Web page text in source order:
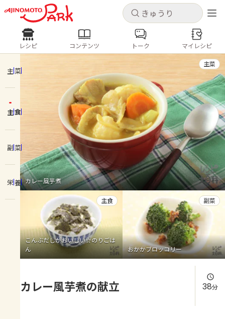
キャンセル
ログインするとレシピを保存できます
新規登録
ホーム
コンテンツ
レシピ
トーク
よくあるお問い合わせ
お買い物
AJINOMOTO PARK とは
キャンセル
レシピ コンテンツ
人気の食材・レシピ
きゅうり なす トマト
とうもろこし
ピーマン
みょうが ゴーヤ
レシピ コンテンツ トーク マイレシピ
主菜
主食
副菜
栄養 カレー風芋煮
主菜
こんぶだしがおいしい☆のりごは
ん
主食
おかかブロッコリー
副菜
カレー風芋煮の献立 38分